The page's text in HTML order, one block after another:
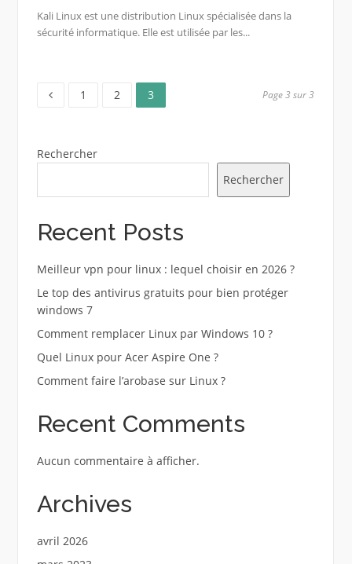
Kali Linux est une distribution Linux spécialisée dans la
sécurité informatique. Elle est utilisée par les...
Pagination
publications
Page
1 Page
2 Page
3 Page 3 sur 3
Rechercher
Rechercher
Recent Posts
Meilleur vpn pour linux : lequel choisir en 2026 ?
Le top des antivirus gratuits pour bien protéger
windows 7
Comment remplacer Linux par Windows 10 ?
Quel Linux pour Acer Aspire One ?
Comment faire l’arobase sur Linux ?
Recent Comments
Aucun commentaire à afficher.
Archives
avril 2026